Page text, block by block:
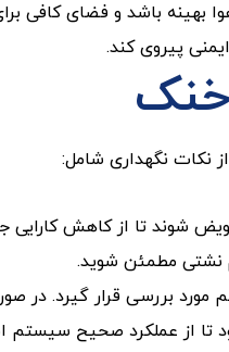
بهینه باشد و فضای کافی
پیروی کند.
خنک
نکات نگهداری شامل:
شوند تا از کاهش کارایی
نشتی مطمئن شوید.
مورد بررسی قرار گیرد. در
از عملکرد صحیح سیستم